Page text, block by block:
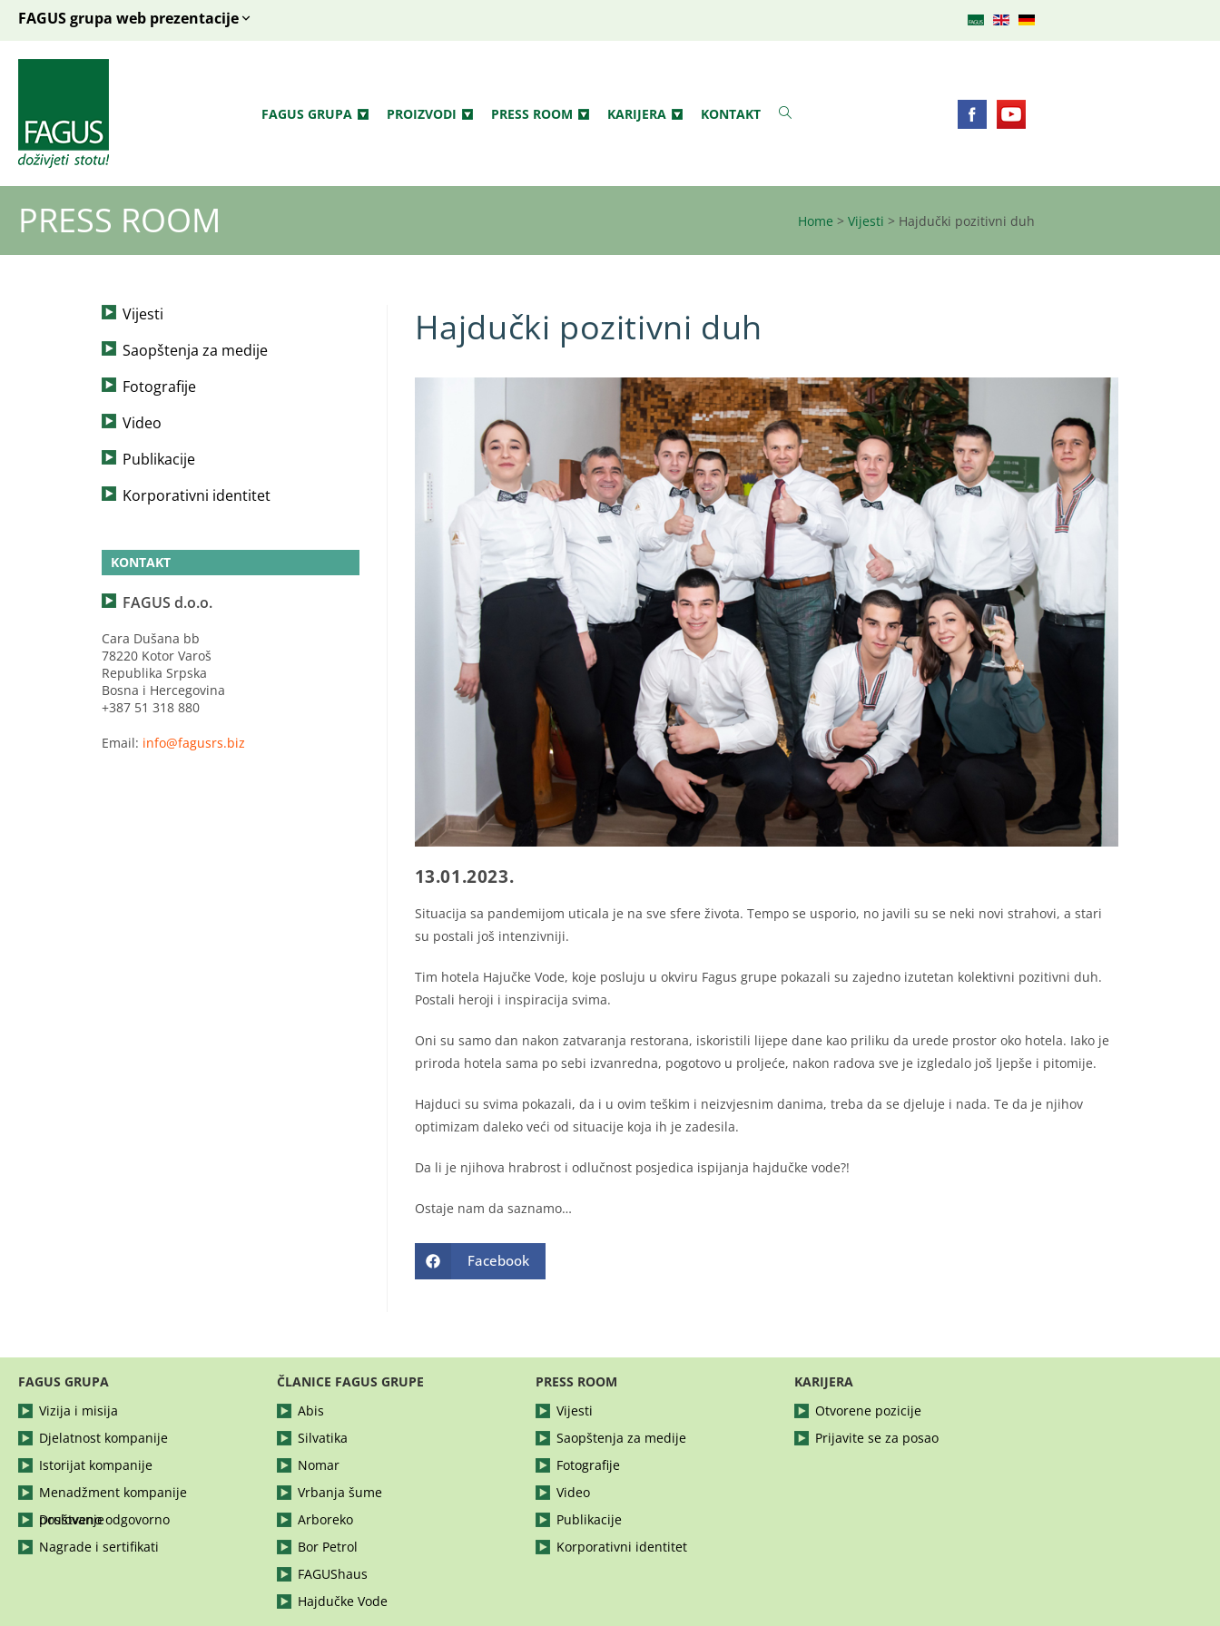
FAGUS grupa web prezentacije
FAGUS GRUPA PROIZVODI PRESS ROOM KARIJERA KONTAKT
PRESS ROOM Home > Vijesti > Hajdučki pozitivni duh
Hajdučki pozitivni duh
13.01.2023.
Situacija sa pandemijom uticala je na sve sfere života. Tempo se usporio, no javili su se neki novi strahovi, a stari
su postali još intenzivniji.
Tim hotela Hajučke Vode, koje posluju u okviru Fagus grupe pokazali su zajedno izutetan kolektivni pozitivni duh.
Postali heroji i inspiracija svima.
Oni su samo dan nakon zatvaranja restorana, iskoristili lijepe dane kao priliku da urede prostor oko hotela. Iako je
priroda hotela sama po sebi izvanredna, pogotovo u proljeće, nakon radova sve je izgledalo još ljepše i pitomije.
Hajduci su svima pokazali, da i u ovim teškim i neizvjesnim danima, treba da se djeluje i nada. Te da je njihov
optimizam daleko veći od situacije koja ih je zadesila.
Da li je njihova hrabrost i odlučnost posjedica ispijanja hajdučke vode?!
Ostaje nam da saznamo…
Facebook
Vijesti
Saopštenja za medije
Fotografije
Video
Publikacije
Korporativni identitet
KONTAKT
FAGUS d.o.o.
Cara Dušana bb
78220 Kotor Varoš
Republika Srpska
Bosna i Hercegovina
+387 51 318 880
Email: info@fagusrs.biz
FAGUS GRUPA
Vizija i misija
Djelatnost kompanije
Istorijat kompanije
Menadžment kompanije
Društveno odgovorno poslovanje
Nagrade i sertifikati
ČLANICE FAGUS GRUPE
Abis
Silvatika
Nomar
Vrbanja šume
Arboreko
Bor Petrol
FAGUShaus
Hajdučke Vode
PRESS ROOM
Vijesti
Saopštenja za medije
Fotografije
Video
Publikacije
Korporativni identitet
KARIJERA
Otvorene pozicije
Prijavite se za posao